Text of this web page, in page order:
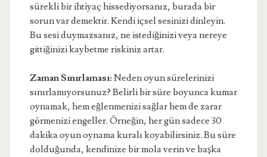
sürekli bir ihtiyaç hissediyorsanız, burada bir
sorun var demektir. Kendi içsel sesinizi dinleyin.
Bu sesi duymazsanız, ne istediğinizi veya nereye
gittiğinizi kaybetme riskiniz artar.
Zaman Sınırlaması: Neden oyun sürelerinizi
sınırlamıyorsunuz? Belirli bir süre boyunca kumar
oynamak, hem eğlenmenizi sağlar hem de zarar
görmenizi engeller. Örneğin, her gün sadece 30
dakika oyun oynama kuralı koyabilirsiniz. Bu süre
dolduğunda, kendinize bir mola verin ve başka